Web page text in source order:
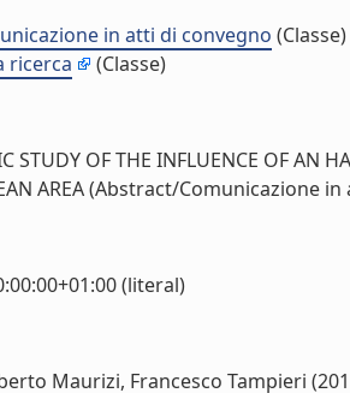
in atti di convegno (Classe)
ricerca
(Classe)
STUDY OF THE INFLUENCE OF AN
AREA (Abstract/Comunicazione
(literal)
Maurizi, Francesco Tampieri